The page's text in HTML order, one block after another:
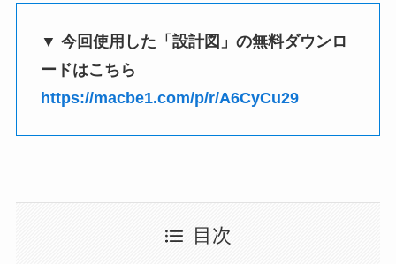
▼ 今回使用した「設計図」の無料ダウンロ
ードはこちら
https://macbe1.com/p/r/A6CyCu29
目次